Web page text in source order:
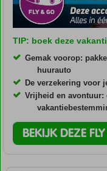
TIP: boek deze
Gemak voorop:
huurauto
De verzekering voor
Vrijheid en
BEKIJK DEZE